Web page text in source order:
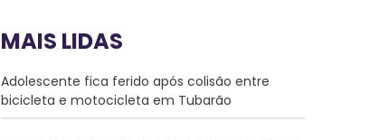
MAIS LIDAS
Adolescente fica ferido após colisão entre
bicicleta e motocicleta em Tubarão